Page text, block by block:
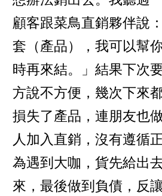
顧客跟菜鳥直銷夥伴說
套（產品），我可以幫
時再來結。」結果下次
方說不方便，幾次下來
損失了產品，連朋友也
人加入直銷，沒有遵循
為遇到大咖，貨先給出
來，最後做到負債，反